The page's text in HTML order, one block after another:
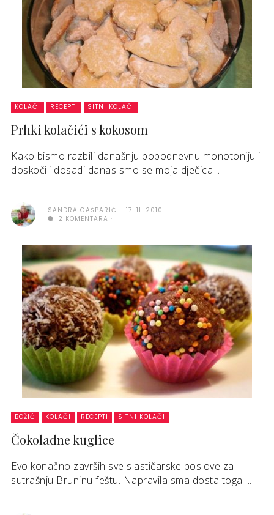
KOLAČI RECEPTI SITNI KOLAČI
Prhki kolačići s kokosom
Kako bismo razbili današnju popodnevnu monotoniju i
doskočili dosadi danas smo se moja dječica ...
SANDRA GAŠPARIĆ
17. 11. 2010.
2 KOMENTARA
BOŽIĆ KOLAČI RECEPTI SITNI KOLAČI
Čokoladne kuglice
Evo konačno završih sve slastičarske poslove za
sutrašnju Bruninu feštu. Napravila sma dosta toga ...